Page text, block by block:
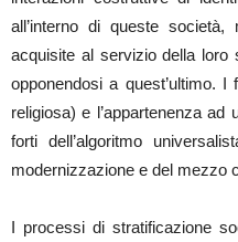
all’interno di queste
acquisite al servizio della loro
opponendosi a quest’ultimo.
religiosa) e l’appartenenza
forti dell’algoritmo
modernizzazione e del mezzo
I processi di stratificazione